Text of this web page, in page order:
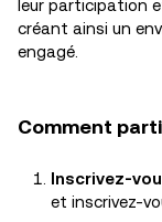
leur participation
créant ainsi un
engagé.
Comment
Inscrivez-
et inscrivez-